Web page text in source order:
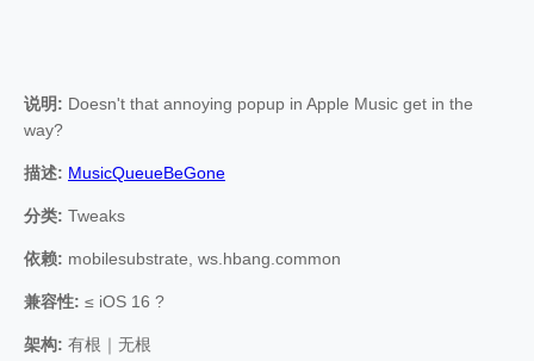
说明: Doesn't that annoying popup in Apple Music get in the
way?
描述: MusicQueueBeGone
分类: Tweaks
依赖: mobilesubstrate, ws.hbang.common
兼容性: ≤ iOS 16 ?
架构: 有根｜无根